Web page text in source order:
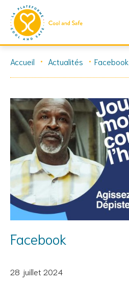
Accueil Actualités Facebook
Facebook
28 juillet 2024